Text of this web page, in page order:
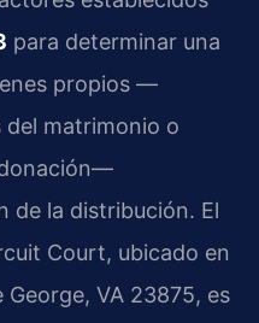
para determinar una
propios —
del matrimonio o
de la distribución. El
Court, ubicado en
VA 23875, es